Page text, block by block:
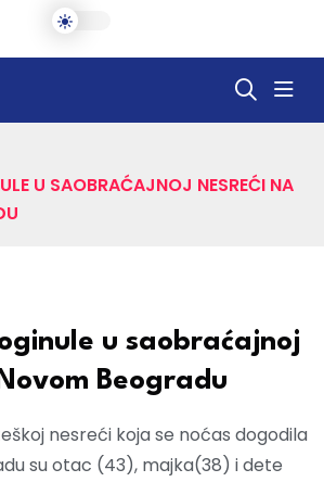
U SAOBRAĆAJNOJ NESREĆI NA
u saobraćajnoj
Beogradu
nesreći koja se noćas dogodila
su otac (43), majka(38) i dete